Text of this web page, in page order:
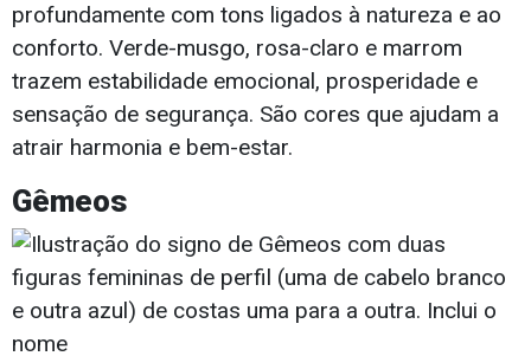
profundamente com tons ligados à natureza e ao
conforto. Verde-musgo, rosa-claro e marrom
trazem estabilidade emocional, prosperidade e
sensação de segurança. São cores que ajudam a
atrair harmonia e bem-estar.
Gêmeos